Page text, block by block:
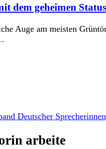
dem geheimen
Auge am meisten
arbeite